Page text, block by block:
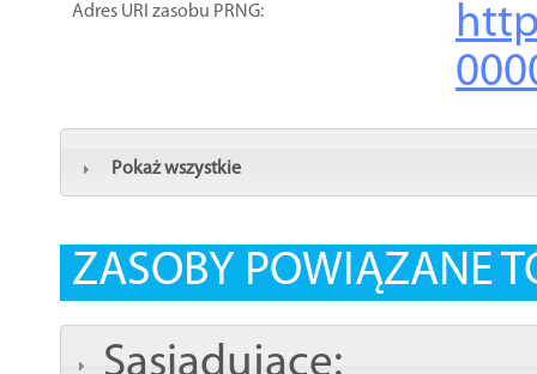
Adres URI zasobu PRNG:
Pokaż wszystkie
ZASOBY POWIĄZANE